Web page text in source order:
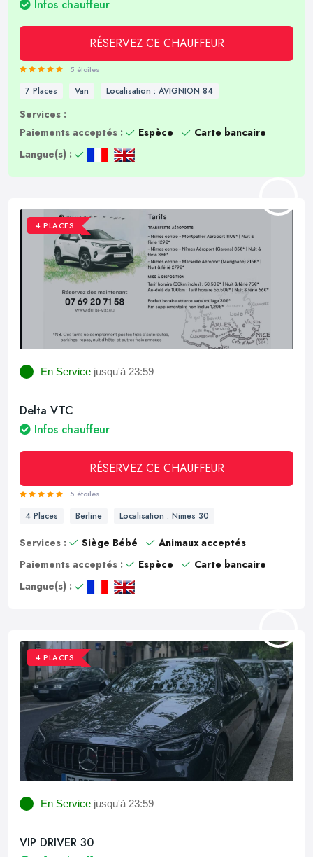
Infos chauffeur
RÉSERVEZ CE CHAUFFEUR
5 étoiles
7 Places Van Localisation : AVIGNION 84
Services :
Paiements acceptés :
Espèce
Carte bancaire
Langue(s) :
4 PLACES
En Service jusqu'à 23:59
Delta VTC
Infos chauffeur
RÉSERVEZ CE CHAUFFEUR
5 étoiles
4 Places Berline Localisation : Nimes 30
Services : Siège Bébé
Animaux acceptés
Paiements acceptés :
Espèce
Carte bancaire
Langue(s) :
4 PLACES
En Service jusqu'à 23:59
VIP DRIVER 30